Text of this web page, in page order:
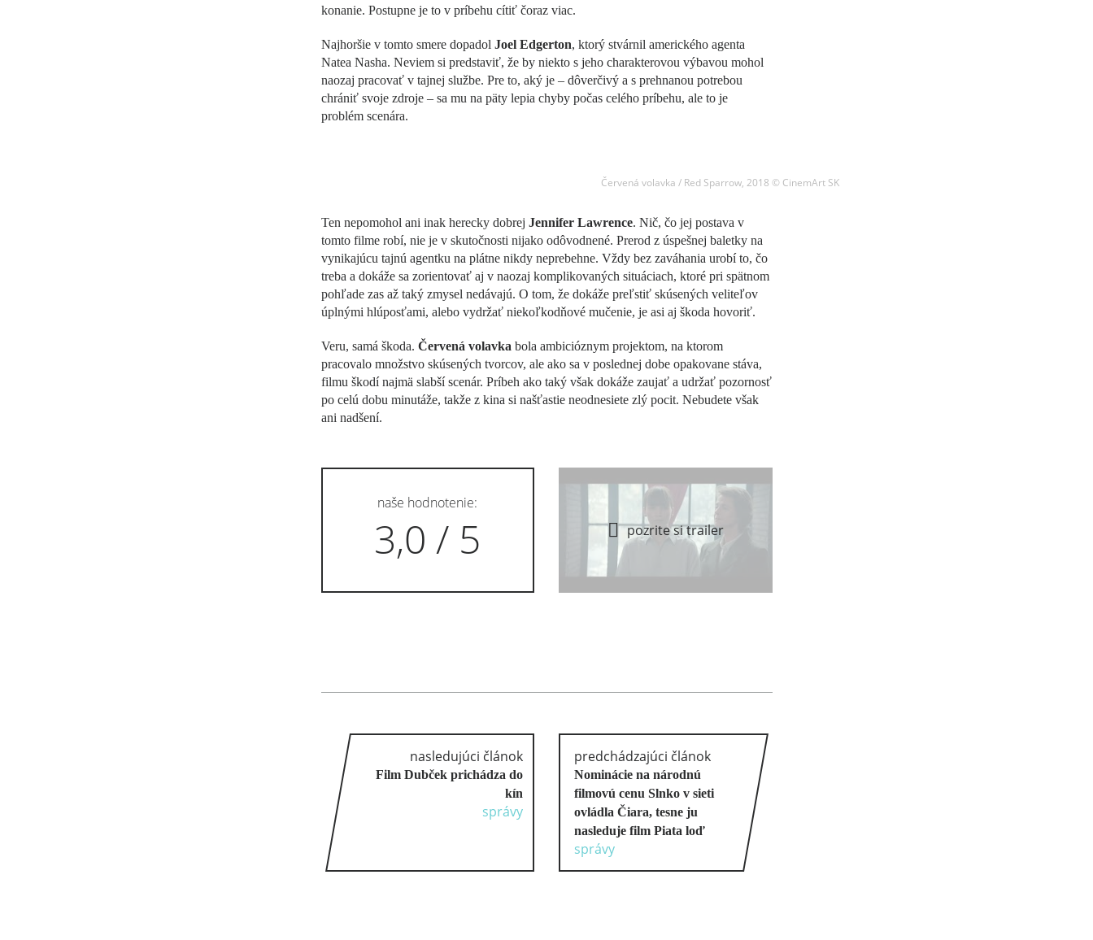
konanie. Postupne je to v príbehu cítiť čoraz viac.
Najhoršie v tomto smere dopadol Joel Edgerton, ktorý stvárnil amerického agenta
Natea Nasha. Neviem si predstaviť, že by niekto s jeho charakterovou výbavou mohol
naozaj pracovať v tajnej službe. Pre to, aký je – dôverčivý a s prehnanou potrebou
chrániť svoje zdroje – sa mu na päty lepia chyby počas celého príbehu, ale to je
problém scenára.
Červená volavka / Red Sparrow, 2018 © CinemArt SK
Ten nepomohol ani inak herecky dobrej Jennifer Lawrence. Nič, čo jej postava v
tomto filme robí, nie je v skutočnosti nijako odôvodnené. Prerod z úspešnej baletky na
vynikajúcu tajnú agentku na plátne nikdy neprebehne. Vždy bez zaváhania urobí to, čo
treba a dokáže sa zorientovať aj v naozaj komplikovaných situáciach, ktoré pri spätnom
pohľade zas až taký zmysel nedávajú. O tom, že dokáže preľstiť skúsených veliteľov
úplnými hlúposťami, alebo vydržať niekoľkodňové mučenie, je asi aj škoda hovoriť.
Veru, samá škoda. Červená volavka bola ambicióznym projektom, na ktorom
pracovalo množstvo skúsených tvorcov, ale ako sa v poslednej dobe opakovane stáva,
filmu škodí najmä slabší scenár. Príbeh ako taký však dokáže zaujať a udržať pozornosť
po celú dobu minutáže, takže z kina si našťastie neodnesiete zlý pocit. Nebudete však
ani nadšení.
naše hodnotenie:
3,0 / 5 pozrite si trailer
nasledujúci článok
Film Dubček prichádza do
kín
správy
predchádzajúci článok
Nominácie na národnú
filmovú cenu Slnko v sieti
ovládla Čiara, tesne ju
nasleduje film Piata loď
správy